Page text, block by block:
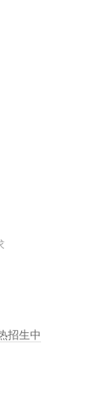
招生中